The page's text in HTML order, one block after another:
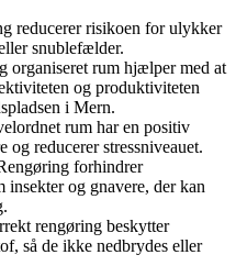
reducerer risikoen for ulykker
snublefælder.
organiseret rum hjælper med at
og produktiviteten
i Mern.
rum har en positiv
reducerer stressniveauet.
forhindrer
og gnavere, der kan
rengøring beskytter
så de ikke nedbrydes eller